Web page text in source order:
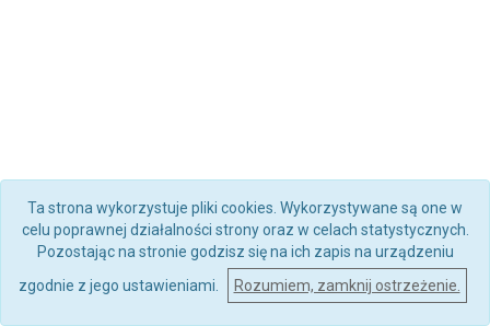
Ta strona wykorzystuje pliki cookies. Wykorzystywane są one w
celu poprawnej działalności strony oraz w celach statystycznych.
Pozostając na stronie godzisz się na ich zapis na urządzeniu
zgodnie z jego ustawieniami.
Rozumiem, zamknij ostrzeżenie.